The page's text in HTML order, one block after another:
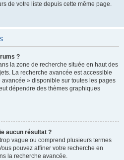
de votre liste depuis cette même page.
?
la zone de recherche située en haut des
La recherche avancée est accessible
» disponible sur toutes les pages
dépendre des thèmes graphiques
aucun résultat ?
vague ou comprend plusieurs termes
pouvez affiner votre recherche en
la recherche avancée.